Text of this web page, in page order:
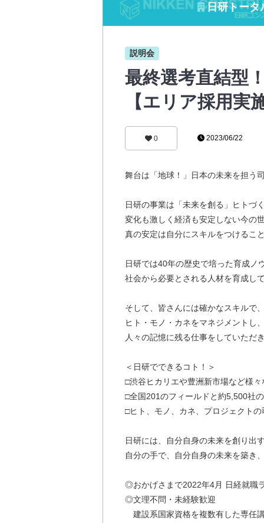
日研トータ
説明会
最終選考直結型
【エリア採用実
0 2023/06/22
舞台は「地球！」日本の未来を担う
日研の事業は「未来を創る」ヒトづ
変化も激しく経済も安定しない今の
真の安定は自分にスキルをつけるこ
日研では40年の歴史で培った育成ノ
社会から必要とされる人材を育成し
そして、皆さんには確かなスキルで
ヒト・モノ・カネをマネジメントし
人々の記憶に残る仕事をしていただ
＜日研でできるコト！＞
□渋谷ヒカリエや豊洲新市場など様
□全国201のフィールドと約5,500社
□ヒト、モノ、カネ、プロジェクト
日研には、自分自身の未来を創り出
自分の手で、自分自身の未来を築き
◎おかげさまで2022年4月 日経就職
◎文理不問・未経験歓迎
建設系国家資格を複数有した専任